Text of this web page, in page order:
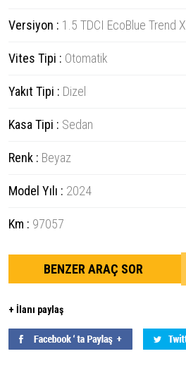
Versiyon : 1.5 TDCI EcoBlue Trend X
Vites Tipi : Otomatik
Yakıt Tipi : Dizel
Kasa Tipi : Sedan
Renk : Beyaz
Model Yılı : 2024
Km : 97057
BENZER ARAÇ SOR
+ İlanı paylaş